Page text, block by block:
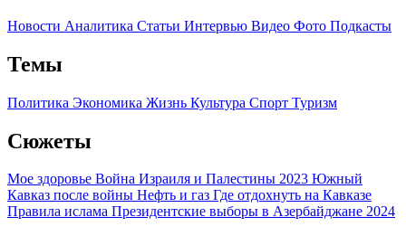
Новости Аналитика Статьи Интервью Видео Фото Подкасты
Темы
Политика Экономика Жизнь Культура Спорт Туризм
Сюжеты
Мое здоровье Война Израиля и Палестины 2023 Южный
Кавказ после войны Нефть и газ Где отдохнуть на Кавказе
Правила ислама Президентские выборы в Азербайджане 2024